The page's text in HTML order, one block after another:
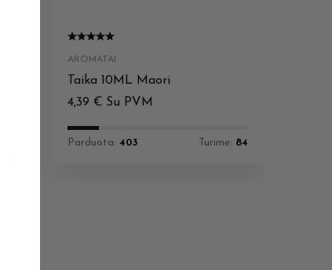
AROMATAI
Taika 10ML Maori
4,39 € Su PVM
Parduota: 403 Turime: 84